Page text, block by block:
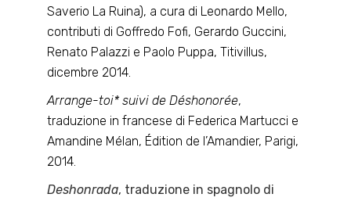
Saverio La Ruina), a cura di Leonardo Mello,
contributi di Goffredo Fofi, Gerardo Guccini,
Renato Palazzi e Paolo Puppa, Titivillus,
dicembre 2014.
Arrange-toi* suivi de Déshonorée,
traduzione in francese di Federica Martucci e
Amandine Mélan, Édition de l’Amandier, Parigi,
2014.
Deshonrada, traduzione in spagnolo di